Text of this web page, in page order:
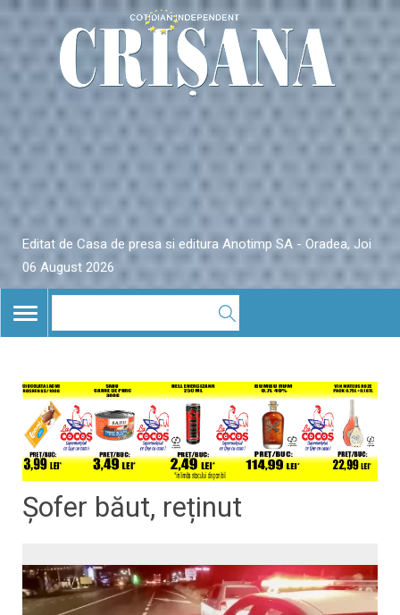
Editat de Casa de presa si editura Anotimp SA - Oradea, Joi
06 August 2026
TOGGLE
NAVIGATION
​​​​​​​Șofer băut, reținut